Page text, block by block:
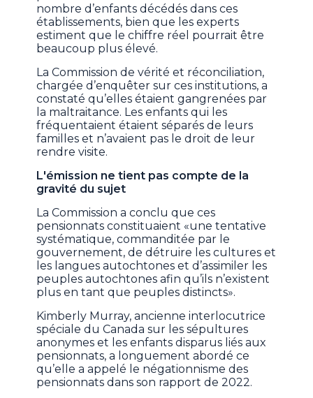
nombre d’enfants décédés dans ces
établissements, bien que les experts
estiment que le chiffre réel pourrait être
beaucoup plus élevé.
La Commission de vérité et réconciliation,
chargée d’enquêter sur ces institutions, a
constaté qu’elles étaient gangrenées par
la maltraitance. Les enfants qui les
fréquentaient étaient séparés de leurs
familles et n’avaient pas le droit de leur
rendre visite.
L'émission ne tient pas compte de la
gravité du sujet
La Commission a conclu que ces
pensionnats constituaient «une tentative
systématique, commanditée par le
gouvernement, de détruire les cultures et
les langues autochtones et d’assimiler les
peuples autochtones afin qu’ils n’existent
plus en tant que peuples distincts».
Kimberly Murray, ancienne interlocutrice
spéciale du Canada sur les sépultures
anonymes et les enfants disparus liés aux
pensionnats, a longuement abordé ce
qu’elle a appelé le négationnisme des
pensionnats dans son rapport de 2022.